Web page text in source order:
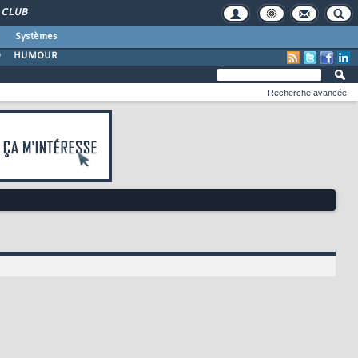
CLUB
Systèmes
HUMOUR
Recherche avancée